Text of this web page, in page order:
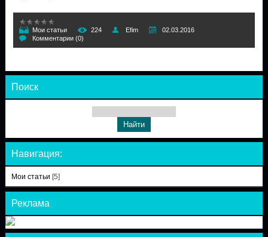
Мои статьи 224 Efim
02.03.2016
Комментарии (0)
Поиск
Навигация:
Мои статьи [5]
Реклама